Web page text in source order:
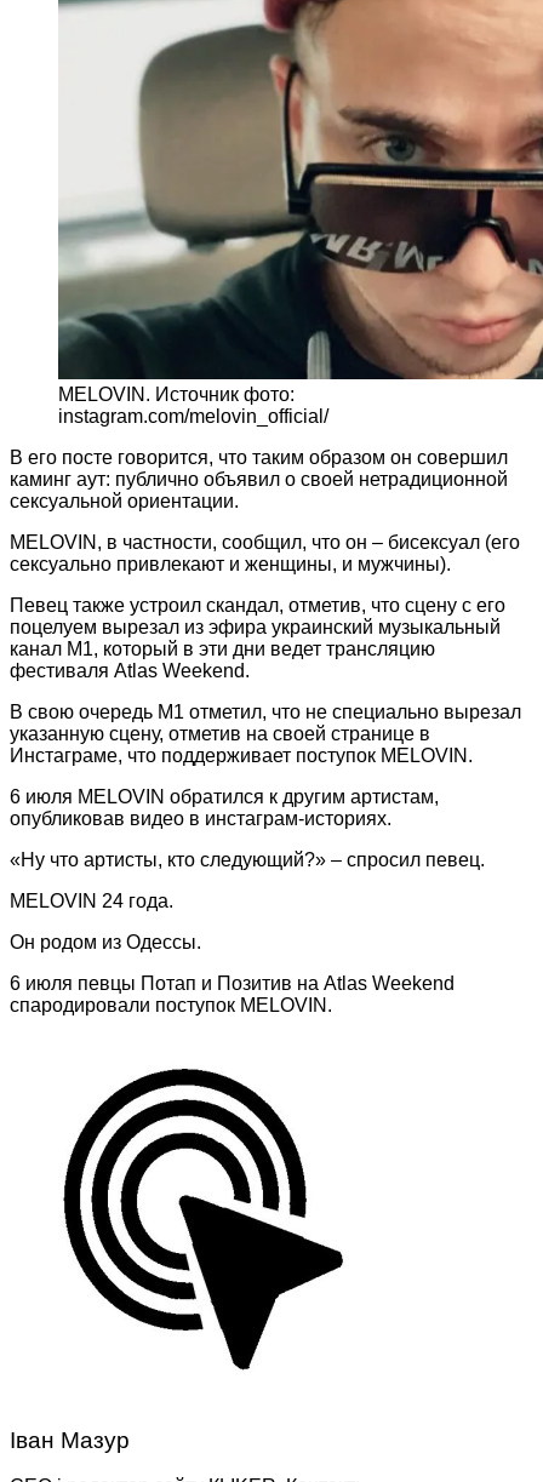
MELOVIN. Источник фото:
instagram.com/melovin_official/
В его посте говорится, что таким образом он совершил
каминг аут: публично объявил о своей нетрадиционной
сексуальной ориентации.
MELOVIN, в частности, сообщил, что он – бисексуал (его
сексуально привлекают и женщины, и мужчины).
Певец также устроил скандал, отметив, что сцену с его
поцелуем вырезал из эфира украинский музыкальный
канал М1, который в эти дни ведет трансляцию
фестиваля Atlas Weekend.
В свою очередь М1 отметил, что не специально вырезал
указанную сцену, отметив на своей странице в
Инстаграме, что поддерживает поступок MELOVIN.
6 июля MELOVIN обратился к другим артистам,
опубликовав видео в инстаграм-историях.
«Ну что артисты, кто следующий?» – спросил певец.
MELOVIN 24 года.
Он родом из Одессы.
6 июля певцы Потап и Позитив на Atlas Weekend
спародировали поступок MELOVIN.
Іван Мазур